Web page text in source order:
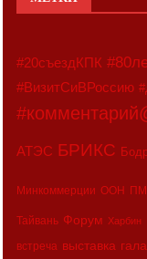
#20съездКПК
#ВизитСиВРоссию
АТЭС БРИКС
Минкоммерции ООН
Тайвань Форум Харбин
встреча выставка